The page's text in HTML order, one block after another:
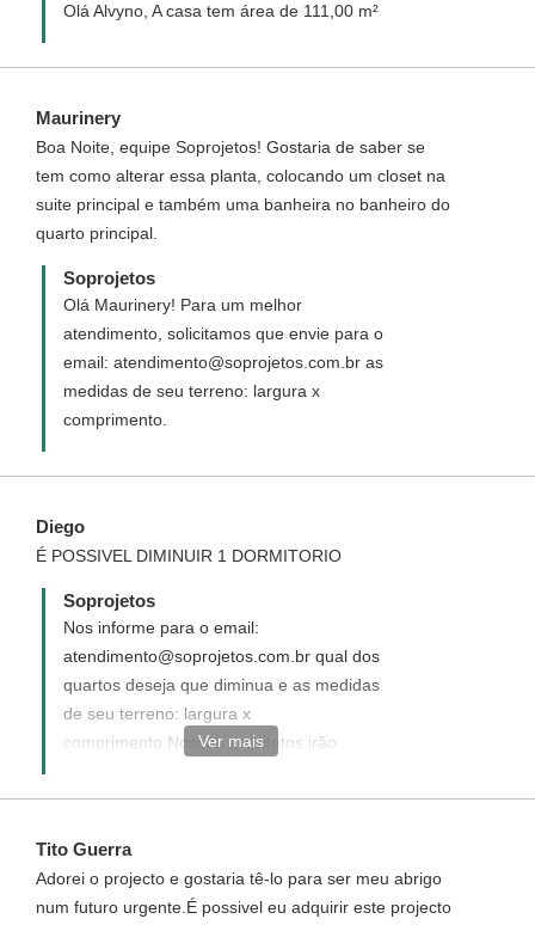
Olá Alvyno, A casa tem área de 111,00 m²
Maurinery
Boa Noite, equipe Soprojetos! Gostaria de saber se
tem como alterar essa planta, colocando um closet na
suite principal e também uma banheira no banheiro do
quarto principal.
Soprojetos
Olá Maurinery! Para um melhor
atendimento, solicitamos que envie para o
email: atendimento@soprojetos.com.br as
medidas de seu terreno: largura x
comprimento.
Diego
É POSSIVEL DIMINUIR 1 DORMITORIO
Soprojetos
Nos informe para o email:
atendimento@soprojetos.com.br qual dos
quartos deseja que diminua e as medidas
de seu terreno: largura x
comprimento.Nossos arquitetos irão
de suas sugestões de modificações
Ver mais
Tito Guerra
Adorei o projecto e gostaria tê-lo para ser meu abrigo
num futuro urgente.É possivel eu adquirir este projecto